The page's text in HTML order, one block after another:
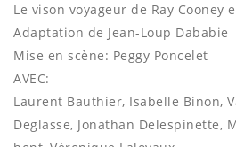
Le vison voyageur de Ray Cooney
Adaptation de Jean-Loup Dababie
Mise en scène: Peggy Poncelet
AVEC:
Laurent Bauthier, Isabelle Binon,
Deglasse, Jonathan Delespinette,